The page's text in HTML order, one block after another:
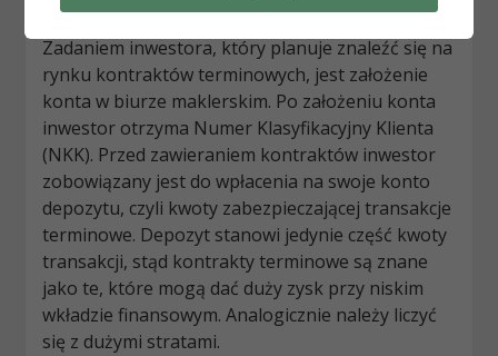
Zadaniem inwestora, który planuje znaleźć się na
rynku kontraktów terminowych, jest założenie
konta w biurze maklerskim. Po założeniu konta
inwestor otrzyma Numer Klasyfikacyjny Klienta
(NKK). Przed zawieraniem kontraktów inwestor
zobowiązany jest do wpłacenia na swoje konto
depozytu, czyli kwoty zabezpieczającej transakcje
terminowe. Depozyt stanowi jedynie część kwoty
transakcji, stąd kontrakty terminowe są znane
jako te, które mogą dać duży zysk przy niskim
wkładzie finansowym. Analogicznie należy liczyć
się z dużymi stratami.